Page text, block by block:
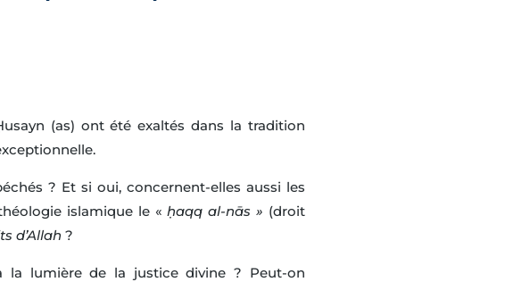
(as) ont été exaltés dans la tradition
? Et si oui, concernent-elles aussi les
islamique le «ḥaqq al-nās » (droit
d’Allah ?
la lumière de la justice divine ? Peut-on